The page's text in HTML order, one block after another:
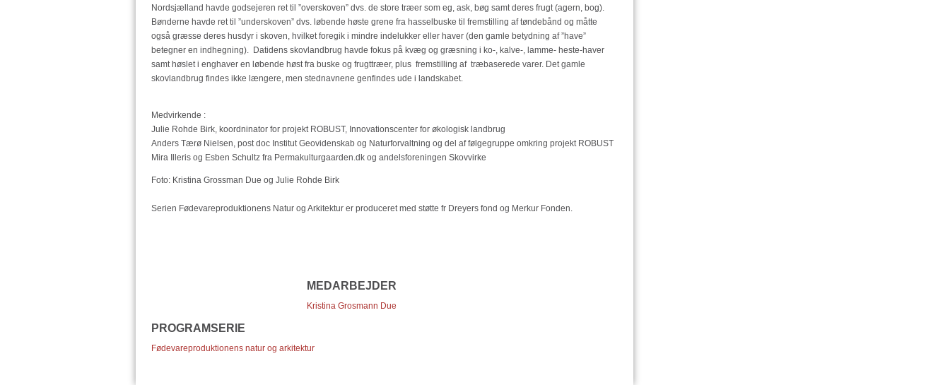
Nordsjælland havde godsejeren ret til ”overskoven” dvs. de store træer som eg, ask, bøg samt deres frugt (agern, bog).
Bønderne havde ret til ”underskoven” dvs. løbende høste grene fra hasselbuske til fremstilling af tøndebånd og måtte
også græsse deres husdyr i skoven, hvilket foregik i mindre indelukker eller haver (den gamle betydning af ”have”
betegner en indhegning). Datidens skovlandbrug havde fokus på kvæg og græsning i ko-, kalve-, lamme- heste-haver
samt høslet i enghaver en løbende høst fra buske og frugttræer, plus fremstilling af træbaserede varer. Det gamle
skovlandbrug findes ikke længere, men stednavnene genfindes ude i landskabet.
Medvirkende :
Julie Rohde Birk, koordninator for projekt ROBUST, Innovationscenter for økologisk landbrug
Anders Tærø Nielsen, post doc Institut Geovidenskab og Naturforvaltning og del af følgegruppe omkring projekt ROBUST
Mira Illeris og Esben Schultz fra Permakulturgaarden.dk og andelsforeningen Skovvirke
Foto: Kristina Grossman Due og Julie Rohde Birk
Serien Fødevareproduktionens Natur og Arkitektur er produceret med støtte fr Dreyers fond og Merkur Fonden.
MEDARBEJDER
Kristina Grosmann Due
PROGRAMSERIE
Fødevareproduktionens natur og arkitektur